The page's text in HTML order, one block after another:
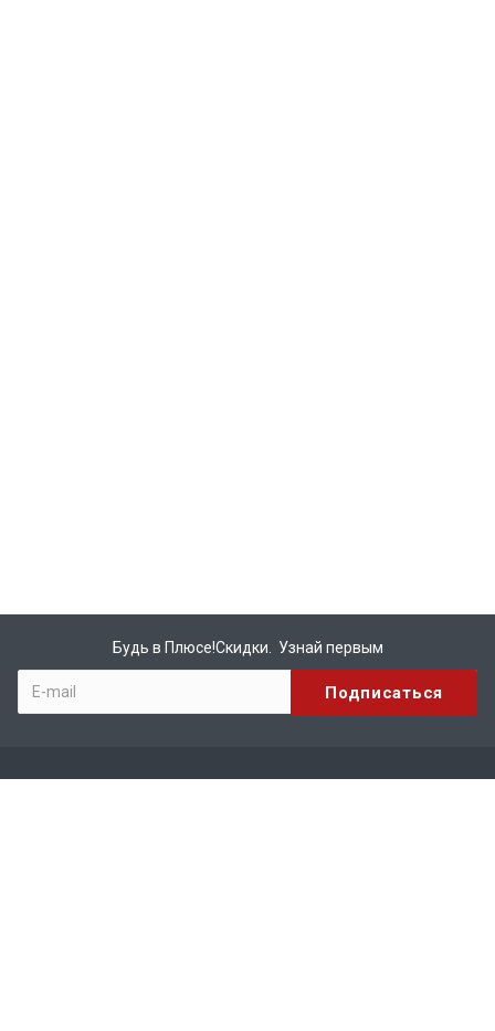
Будь в Плюсе!Скидки. Узнай первым